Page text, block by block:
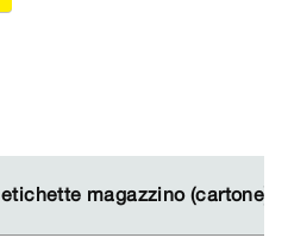
etichette magazzino (cartone)
etichette magazzino (cartone)